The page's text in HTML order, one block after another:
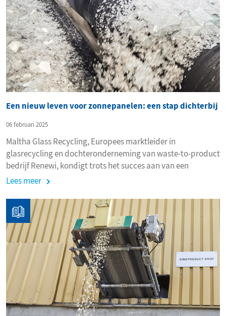
Een nieuw leven voor zonnepanelen: een stap dichterbij
06 februari 2025
Maltha Glass Recycling, Europees marktleider in
glasrecycling en dochteronderneming van waste-to-product
bedrijf Renewi, kondigt trots het succes aan van een
baanbrekende pilot in samenwerking met Saint-Gobain, een
Lees meer